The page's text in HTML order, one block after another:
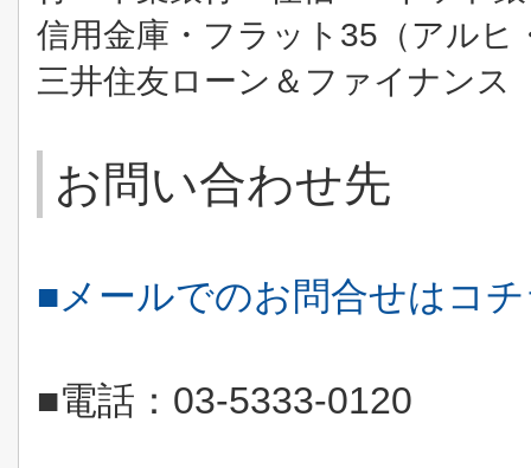
信用金庫・フラット 35 （アルヒ
三井住友ローン＆ファイナンス
お問い合わせ先
■メールでのお問合せはコ
■電話： 03-5333-0120